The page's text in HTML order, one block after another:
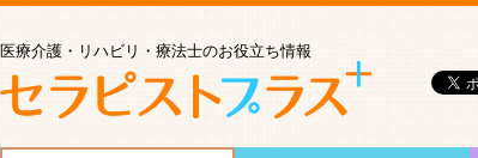
医療介護・リハビリ・療法士のお役立ち情報